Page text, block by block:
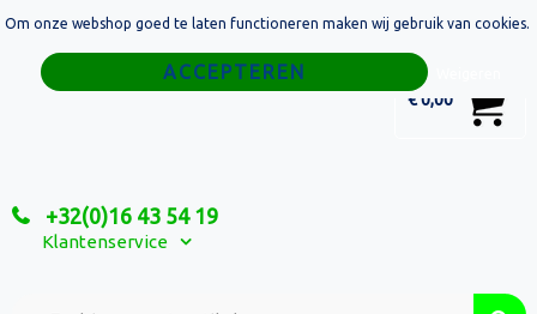
€ 0,00
+32(0)16 43 54 19
Klantenservice
Home
Relatiegeschenken
Om onze webshop goed te laten functioneren maken wij gebruik van cookies.